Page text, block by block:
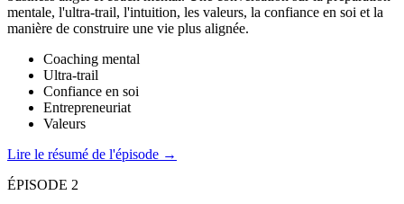
mentale, l'ultra-trail, l'intuition, les valeurs, la confiance en soi et la
manière de construire une vie plus alignée.
Coaching mental
Ultra-trail
Confiance en soi
Entrepreneuriat
Valeurs
Lire le résumé de l'épisode →
ÉPISODE 2